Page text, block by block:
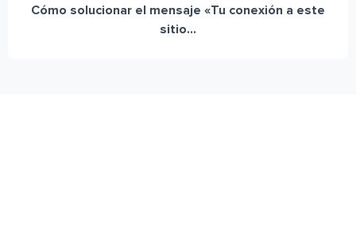
Cómo solucionar el mensaje «Tu conexión a este
sitio...